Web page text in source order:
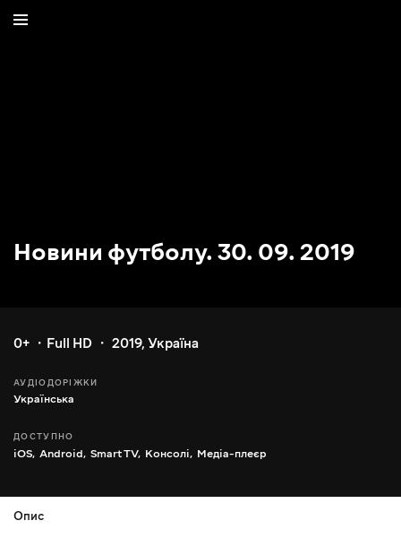
Новини футболу. 30. 09. 2019
0+ Full HD 2019, Україна
АУДІОДОРІЖКИ
Українська
ДОСТУПНО
iOS, Android, Smart TV, Консолі, Медіа-плеєр
Опис